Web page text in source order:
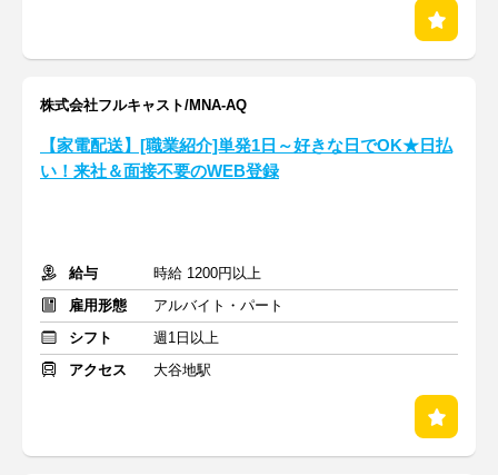
株式会社フルキャスト/MNA-AQ
【家電配送】[職業紹介]単発1日～好きな日でOK★日払
い！来社＆面接不要のWEB登録
給与
時給 1200円以上
雇用形態
アルバイト・パート
シフト
週1日以上
アクセス
大谷地駅